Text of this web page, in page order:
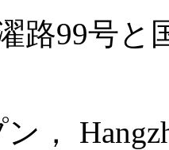
路99号と
，